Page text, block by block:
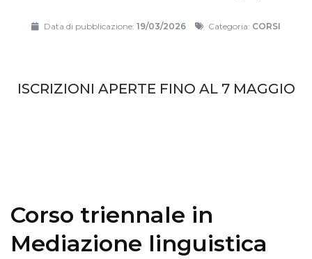
Data di pubblicazione: 19/03/2026 Categoria: CORSI
ISCRIZIONI APERTE FINO AL 7 MAGGIO
Corso triennale in
Mediazione linguistica